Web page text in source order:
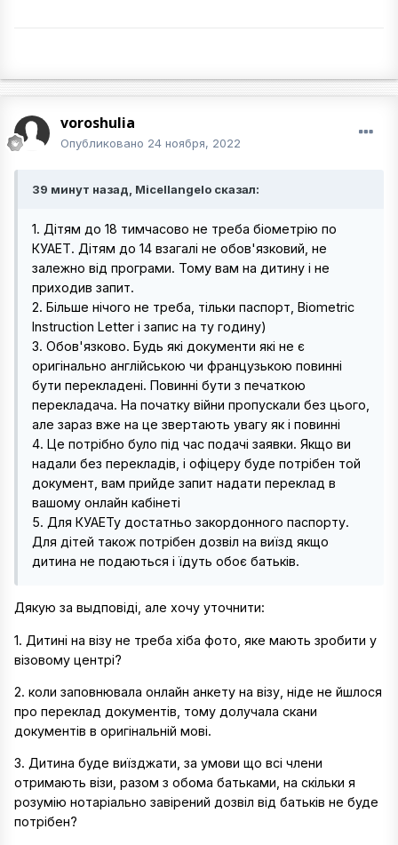
voroshulia
Опубликовано 24 ноября, 2022
39 минут назад, Micellangelo сказал:
1. Дітям до 18 тимчасово не треба біометрію по
КУАЕТ. Дітям до 14 взагалі не обов'язковий, не
залежно від програми. Тому вам на дитину і не
приходив запит.
2. Більше нічого не треба, тільки паспорт, Biometric
Instruction Letter і запис на ту годину)
3. Обов'язково. Будь які документи які не є
оригінально англійською чи французькою повинні
бути перекладені. Повинні бути з печаткою
перекладача. На початку війни пропускали без цього,
але зараз вже на це звертають увагу як і повинні
4. Це потрібно було під час подачі заявки. Якщо ви
надали без перекладів, і офіцеру буде потрібен той
документ, вам прийде запит надати переклад в
вашому онлайн кабінеті
5. Для КУАЕТу достатньо закордонного паспорту.
Для дітей також потрібен дозвіл на виїзд якщо
дитина не подаються і їдуть обоє батьків.
Дякую за выдповіді, але хочу уточнити:
1. Дитині на візу не треба хіба фото, яке мають зробити у
візовому центрі?
2. коли заповнювала онлайн анкету на візу, ніде не йшлося
про переклад документів, тому долучала скани
документів в оригінальній мові.
3. Дитина буде виїзджати, за умови що всі члени
отримають візи, разом з обома батьками, на скільки я
розумію нотаріально завірений дозвіл від батьків не буде
потрібен?